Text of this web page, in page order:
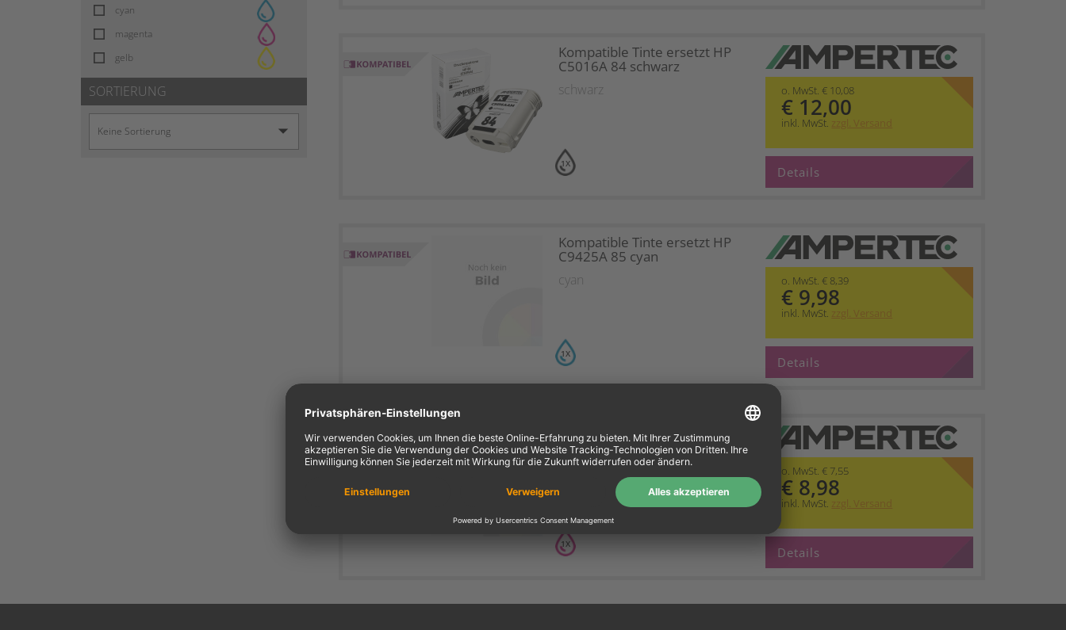
cyan
magenta
gelb
SORTIERUNG
1X
Kompatible Tinte ersetzt HP
C5016A 84 schwarz
schwarz o. MwSt. € 10,08
€ 12,00
inkl. MwSt. zzgl. Versand
Details
1X
Kompatible Tinte ersetzt HP
C9425A 85 cyan
cyan o. MwSt. € 8,39
€ 9,98
inkl. MwSt. zzgl. Versand
Details
1X
Kompatible Tinte ersetzt HP
C9426A 85 magenta
magenta o. MwSt. € 7,55
€ 8,98
inkl. MwSt. zzgl. Versand
Details